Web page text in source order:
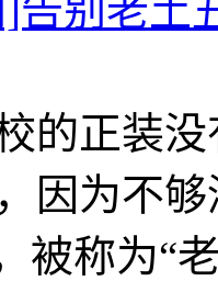
告别老土
的正装
因为不
被称为“